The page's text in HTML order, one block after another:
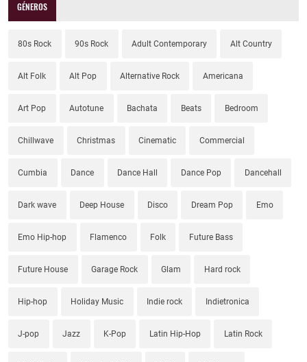
GÉNEROS
80s Rock 90s Rock Adult Contemporary Alt Country
Alt Folk Alt Pop Alternative Rock Americana
Art Pop Autotune Bachata Beats Bedroom
Chillwave Christmas Cinematic Commercial
Cumbia Dance Dance Hall Dance Pop Dancehall
Dark wave Deep House Disco Dream Pop Emo
Emo Hip-hop Flamenco Folk Future Bass
Future House Garage Rock Glam Hard rock
Hip-hop Holiday Music Indie rock Indietronica
J-pop Jazz K-Pop Latin Hip-Hop Latin Rock